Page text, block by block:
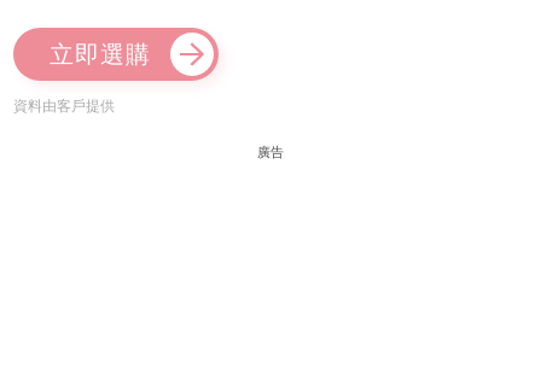
立即選購
資料由客戶提供
廣告